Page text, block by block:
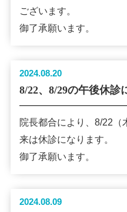
ございます。
御了承願います。
2024.08.20
8/22、8/29の午後休診
院長都合により、8/22（
来は休診になります。
御了承願います。
2024.08.09